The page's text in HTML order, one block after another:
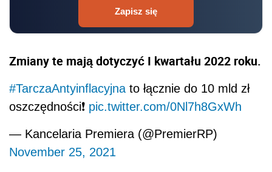
Zapisz się
Zmiany te mają dotyczyć I kwartału 2022 roku.
#TarczaAntyinflacyjna to łącznie do 10 mld zł
oszczędności❗️ pic.twitter.com/0Nl7h8GxWh
— Kancelaria Premiera (@PremierRP)
November 25, 2021